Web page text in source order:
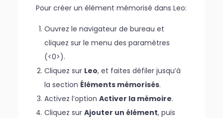
Pour créer un élément mémorisé dans Leo:
Ouvrez le navigateur de bureau et
cliquez sur le menu des paramètres
(<0>).
Cliquez sur Leo, et faites défiler jusqu’à
la section Éléments mémorisés.
Activez l’option Activer la mémoire.
Cliquez sur Ajouter un élément, puis